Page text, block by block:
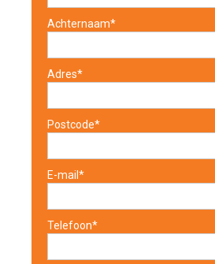
Achternaam*
Adres*
Postcode*
E-mail*
Telefoon*